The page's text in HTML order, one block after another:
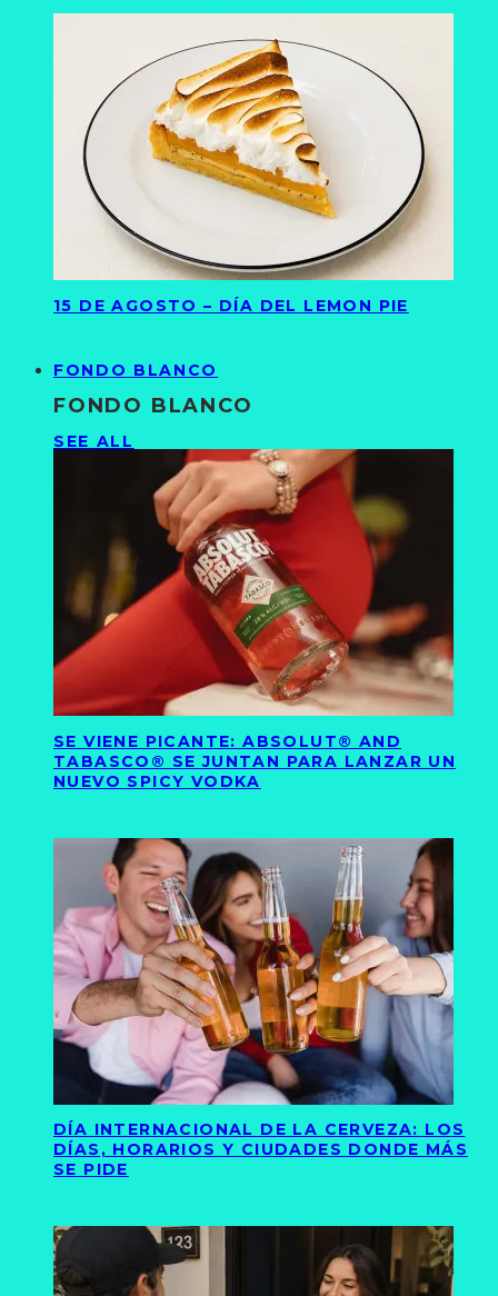
15 DE AGOSTO – DÍA DEL LEMON PIE
FONDO BLANCO
FONDO BLANCO
SEE ALL
SE VIENE PICANTE: ABSOLUT® AND
TABASCO® SE JUNTAN PARA LANZAR UN
NUEVO SPICY VODKA
DÍA INTERNACIONAL DE LA CERVEZA: LOS
DÍAS, HORARIOS Y CIUDADES DONDE MÁS
SE PIDE